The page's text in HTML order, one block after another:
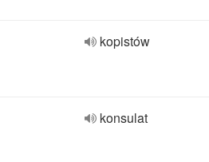
kopistów
konsulat